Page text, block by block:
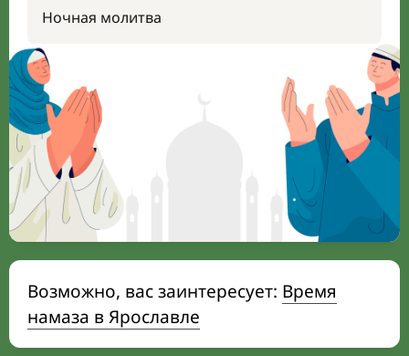
Ночная молитва
Возможно, вас заинтересует: Время
намаза в Ярославле